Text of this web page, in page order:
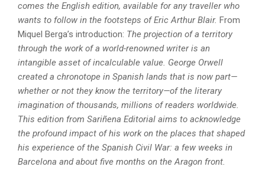
comes the English edition, available for any traveller who
wants to follow in the footsteps of Eric Arthur Blair. From
Miquel Berga’s introduction: The projection of a territory
through the work of a world-renowned writer is an
intangible asset of incalculable value. George Orwell
created a chronotope in Spanish lands that is now part—
whether or not they know the territory—of the literary
imagination of thousands, millions of readers worldwide.
This edition from Sariñena Editorial aims to acknowledge
the profound impact of his work on the places that shaped
his experience of the Spanish Civil War: a few weeks in
Barcelona and about five months on the Aragon front.